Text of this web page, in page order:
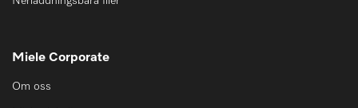
Miele Corporate
Om oss